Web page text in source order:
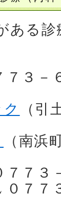
ある
７３
（
（南浜
７７
０７